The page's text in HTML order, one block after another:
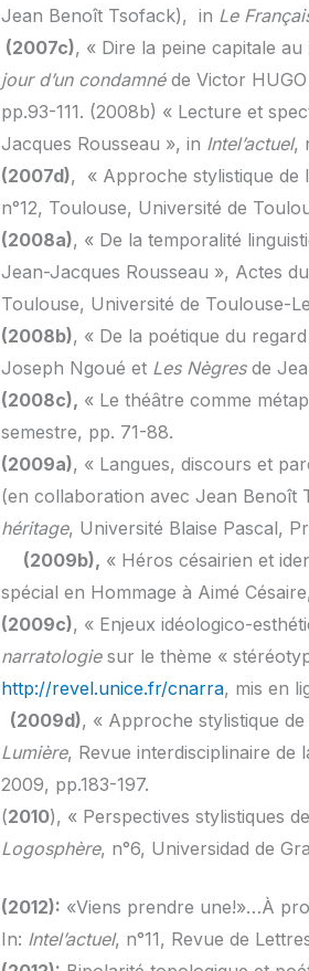
Jean Benoît Tsofack), in Le
(2007c), « Dire la peine capitale au
jour d’un condamnéde Victor HUGO
pp.93-111. (2008b) « Lecture et
Jacques Rousseau », in Intel’actuel,
(2007d), « Approche stylistique de
n°12, Toulouse, Université de
(2008a), « De la temporalité
Jean-Jacques Rousseau », Actes
Toulouse, Université de Toulouse-
(2008b), « De la poétique du
Joseph Ngoué et Les Nègresde
(2008c), « Le théâtre comme
semestre, pp. 71-88.
(2009a), « Langues, discours et
(en collaboration avec Jean Benoît
héritage, Université Blaise Pascal,
(2009b), « Héros césairien et
spécial en Hommage à Aimé
(2009c), « Enjeux idéologico-
narratologiesur le thème «
http://revel.unice.fr/cnarra, mis en
(2009d), « Approche stylistique
Lumière, Revue interdisciplinaire de
2009, pp.183-197.
(2010), « Perspectives stylistiques
Logosphère, n°6, Universidad de
(2012): «Viens prendre une!»…À
In: Intel’actuel, n°11, Revue de